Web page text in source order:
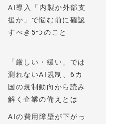
AI導入「内製か外部支
援か」で悩む前に確認
すべき5つのこと
「厳しい・緩い」では
測れないAI規制、6カ
国の規制動向から読み
解く企業の備えとは
AIの費用障壁が下がっ